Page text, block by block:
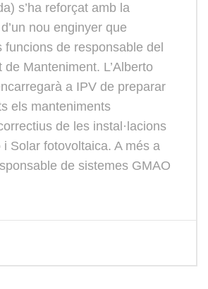
s’ha reforçat amb la
nou enginyer que
funcions de responsable del
de Manteniment. L’Alberto
a IPV de preparar
els manteniments
de les instal·lacions
i Solar fotovoltaica. A més a
de sistemes GMAO